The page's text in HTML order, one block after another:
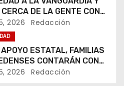
DE LA GENTE CON
CENTRO DE
NAVARRO MUÑIZ
2026 Redacción
APOYO ESTATAL, FAMILIAS
CONTARÁN CON
GRATUITO A LA
2026 Redacción